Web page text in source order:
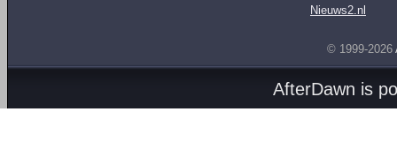
Nieuws2.nl
© 1999-2026
AfterDawn is